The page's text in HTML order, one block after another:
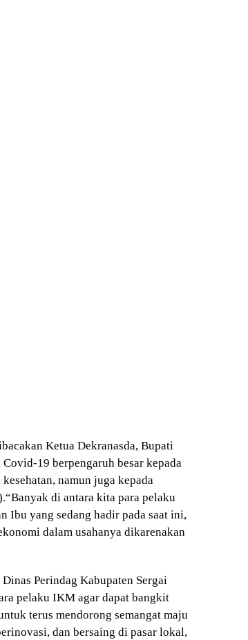
Ketua Dekranasda, Bupati
19 berpengaruh besar kepada
namun juga kepada
di antara kita para pelaku
Ibu yang sedang hadir pada saat ini,
dalam usahanya dikarenakan
Perindag Kabupaten Sergai
pelaku IKM agar dapat bangkit
terus mendorong semangat maju
dan bersaing di pasar lokal,